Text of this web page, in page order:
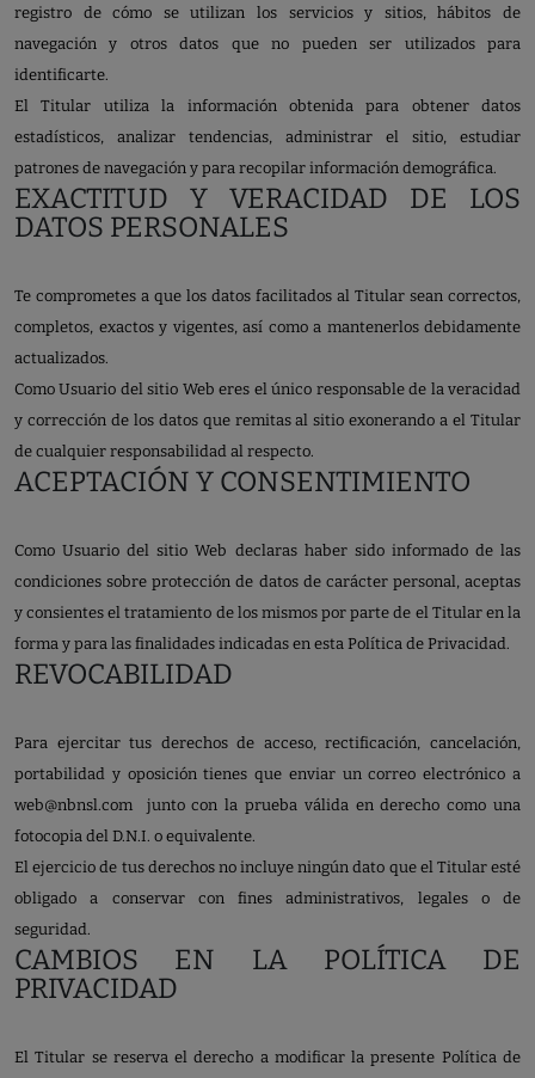
registro de cómo se utilizan los servicios y sitios, hábitos de
navegación y otros datos que no pueden ser utilizados para
identificarte.
El Titular utiliza la información obtenida para obtener datos
estadísticos, analizar tendencias, administrar el sitio, estudiar
patrones de navegación y para recopilar información demográfica.
EXACTITUD Y VERACIDAD DE LOS
DATOS PERSONALES
Te comprometes a que los datos facilitados al Titular sean correctos,
completos, exactos y vigentes, así como a mantenerlos debidamente
actualizados.
Como Usuario del sitio Web eres el único responsable de la veracidad
y corrección de los datos que remitas al sitio exonerando a el Titular
de cualquier responsabilidad al respecto.
ACEPTACIÓN Y CONSENTIMIENTO
Como Usuario del sitio Web declaras haber sido informado de las
condiciones sobre protección de datos de carácter personal, aceptas
y consientes el tratamiento de los mismos por parte de el Titular en la
forma y para las finalidades indicadas en esta Política de Privacidad.
REVOCABILIDAD
Para ejercitar tus derechos de acceso, rectificación, cancelación,
portabilidad y oposición tienes que enviar un correo electrónico a
web@nbnsl.com junto con la prueba válida en derecho como una
fotocopia del D.N.I. o equivalente.
El ejercicio de tus derechos no incluye ningún dato que el Titular esté
obligado a conservar con fines administrativos, legales o de
seguridad.
CAMBIOS EN LA POLÍTICA DE
PRIVACIDAD
El Titular se reserva el derecho a modificar la presente Política de